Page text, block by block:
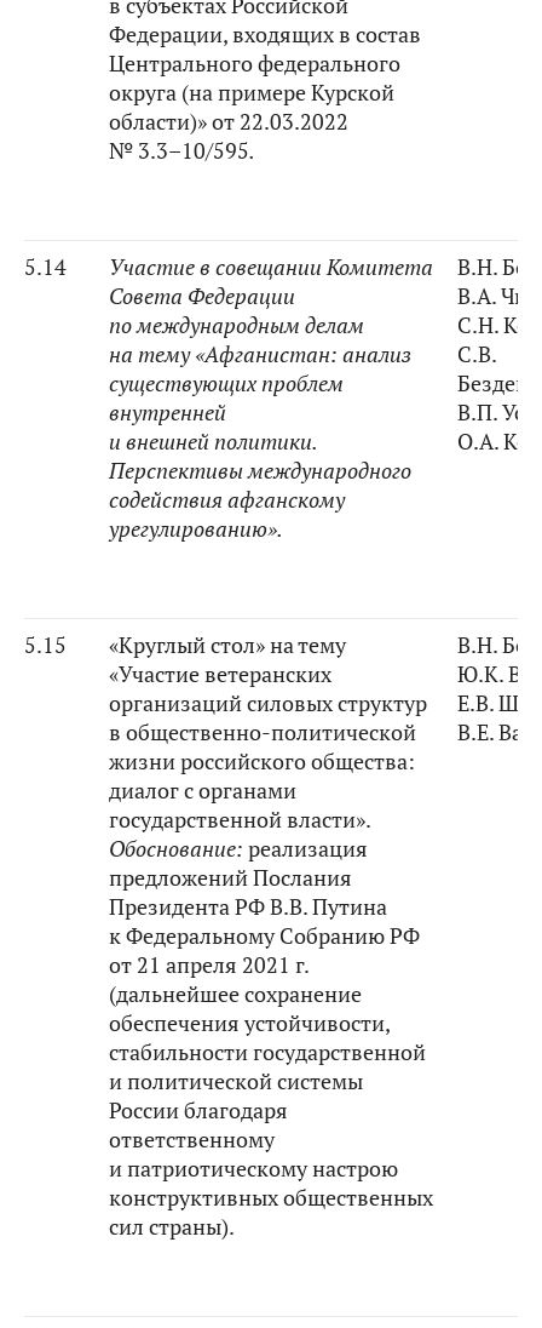
Федерации, входящих в состав
Центрального федерального
округа (на примере Курской
области)» от 22.03.2022
№ 3.3–10/595.
5.14
Участие в совещании Комитета
Совета Федерации
по международным делам
на тему «Афганистан: анализ
существующих проблем
внутренней
и внешней политики.
Перспективы международного
содействия афганскому
урегулированию».
В.Н.
В.А.
С.Н.
С.В.
В.П.
О.А.
5.15
«Круглый стол» на тему
«Участие ветеранских
организаций силовых структур
в общественно-политической
жизни российского общества:
диалог с органами
государственной власти».
Обоснование: реализация
предложений Послания
Президента РФ В.В. Путина
к Федеральному Собранию РФ
от 21 апреля 2021 г.
(дальнейшее сохранение
обеспечения устойчивости,
стабильности государственной
и политической системы
России благодаря
ответственному
и патриотическому настрою
конструктивных общественных
сил страны).
В.Н.
Ю.К.
Е.В.
В.Е.